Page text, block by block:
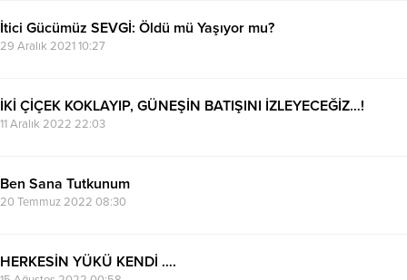
İtici Gücümüz SEVGİ: Öldü mü Yaşıyor mu?
29 Aralık 2021 10:27
İKİ ÇİÇEK KOKLAYIP, GÜNEŞİN BATIŞINI İZLEYECEĞİZ…!
11 Aralık 2022 22:03
Ben Sana Tutkunum
20 Temmuz 2022 08:30
HERKESİN YÜKÜ KENDİ ….